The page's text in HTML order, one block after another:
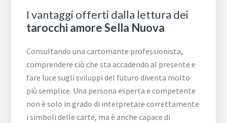
I vantaggi offerti dalla lettura dei
tarocchi amore Sella Nuova
Consultando una cartomante professionista,
comprendere ciò che sta accadendo al presente e
fare luce sugli sviluppi del futuro diventa molto
più semplice. Una persona esperta e competente
non è solo in grado di interpretare correttamente
i simboli delle carte, ma è anche capace di